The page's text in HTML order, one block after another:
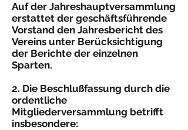
Auf der Jahreshauptversammlung
erstattet der geschäfts­führende
Vorstand den Jahresbericht des
Vereins unter Berücksichtigung
der Berichte der einzelnen
Sparten.
2. Die Beschlußfassung durch die
ordentliche
Mitgliederversammlung betrifft
insbesondere: